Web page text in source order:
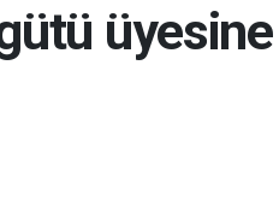
üyesine